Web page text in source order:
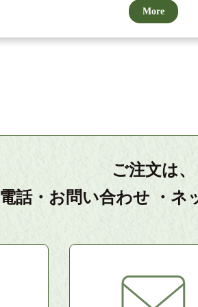
More
ご注文は、
話・お問い合わせ ・ネ